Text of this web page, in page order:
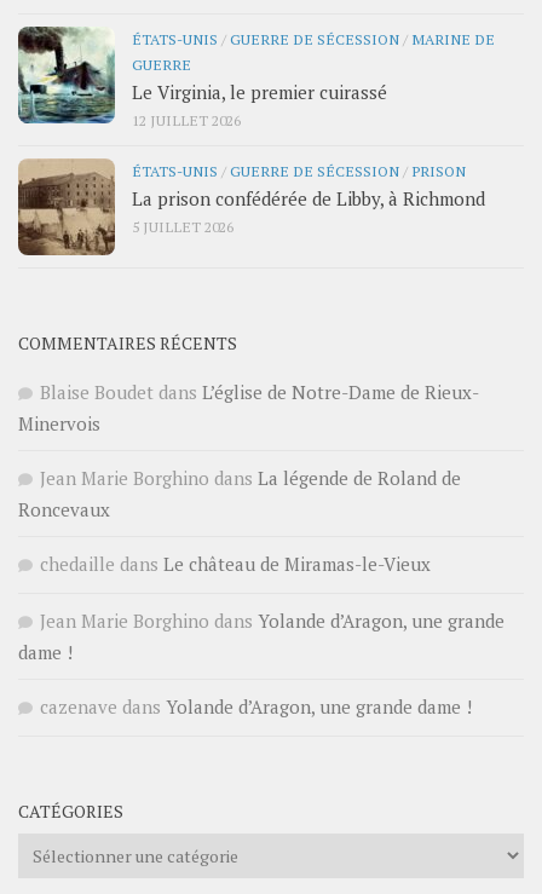
ÉTATS-UNIS /GUERRE DE SÉCESSION / MARINE DE
GUERRE
Le Virginia, le premier cuirassé
12 JUILLET 2026
ÉTATS-UNIS /GUERRE DE SÉCESSION / PRISON
La prison confédérée de Libby, à Richmond
5 JUILLET 2026
COMMENTAIRES RÉCENTS
Blaise Boudet dans L’église de Notre-Dame de Rieux-
Minervois
Jean Marie Borghino dans La légende de Roland de
Roncevaux
chedaille dans Le château de Miramas-le-Vieux
Jean Marie Borghino dans Yolande d’Aragon, une grande
dame !
cazenave dans Yolande d’Aragon, une grande dame !
CATÉGORIES
Catégories